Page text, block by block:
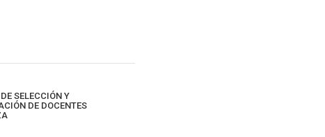
SELECCIÓN Y
DE DOCENTES